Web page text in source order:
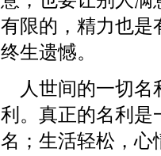
有限的，精力也是
终生遗憾。
人世间的一切名
利。真正的名利是
名；生活轻松，心